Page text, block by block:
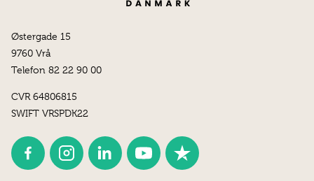
Østergade 15
9760 Vrå
Telefon 82 22 90 00
CVR 64806815
SWIFT VRSPDK22